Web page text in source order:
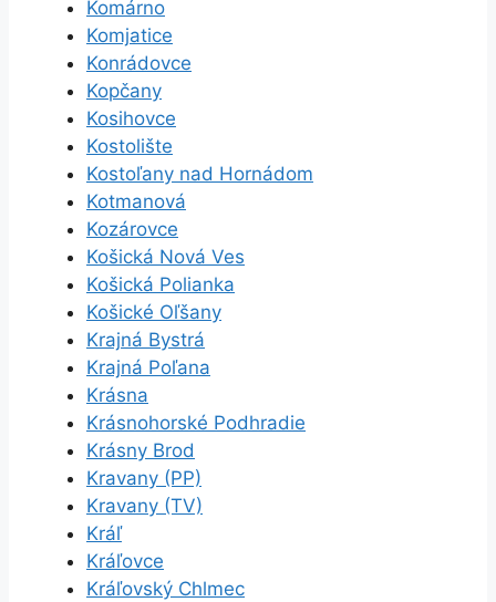
Komárno
Komjatice
Konrádovce
Kopčany
Kosihovce
Kostolište
Kostoľany nad Hornádom
Kotmanová
Kozárovce
Košická Nová Ves
Košická Polianka
Košické Oľšany
Krajná Bystrá
Krajná Poľana
Krásna
Krásnohorské Podhradie
Krásny Brod
Kravany (PP)
Kravany (TV)
Kráľ
Kráľovce
Kráľovský Chlmec